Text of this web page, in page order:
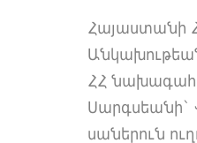
Հայաստանի
ՀՀ
Սարգսեանի`
սաներուն